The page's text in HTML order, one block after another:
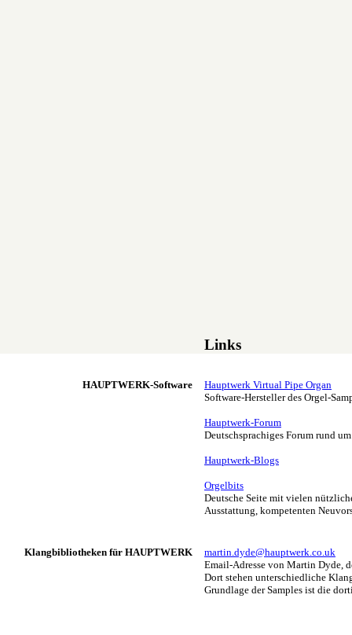
Links
HAUPTWERK-Software
Hauptwerk Virtual Pipe Organ
Software-Hersteller des Orgel-
Hauptwerk-Forum
Deutschsprachiges Forum rund
Hauptwerk-Blogs
Orgelbits
Deutsche Seite mit vielen
Ausstattung, kompetenten
Klangbibliotheken für HAUPTWERK
martin.dyde@hauptwerk.co.uk
Email-Adresse von Martin Dyde,
Dort stehen unterschiedliche
Grundlage der Samples ist die